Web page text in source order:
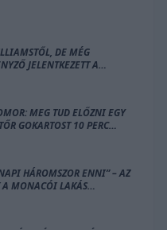
DE MÉG
JELENTKEZETT A
MEG TUD ELŐZNI EGY
GOKARTOST 10 PERC
HÁROMSZOR ENNI” – AZ
A MONACÓI LAKÁS